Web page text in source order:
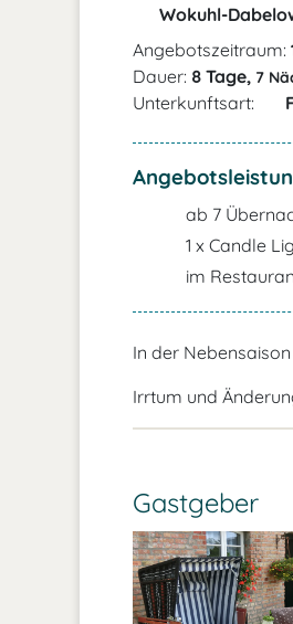
Wokuhl-
Angebotszeitraum:
Dauer: 8 Tage, 7
Unterkunftsart:
ab 7
1 x Candle
im
In der
Irrtum und
Gastgeber